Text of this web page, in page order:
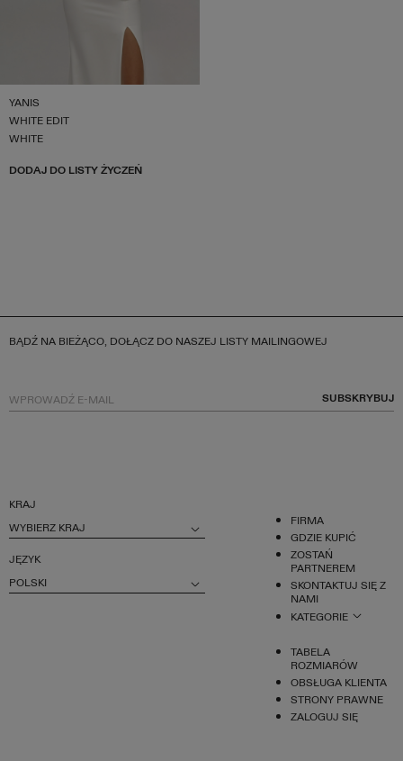
YANIS
WHITE EDIT
WHITE
DODAJ DO LISTY ŻYCZEŃ
KRAJ
WYBIERZ KRAJ
JĘZYK
POLSKI
FIRMA
GDZIE KUPIĆ
ZOSTAŃ
PARTNEREM
SKONTAKTUJ SIĘ Z
NAMI
KATEGORIE
TABELA
ROZMIARÓW
OBSŁUGA KLIENTA
STRONY PRAWNE
ZALOGUJ SIĘ
BĄDŹ NA BIEŻĄCO, DOŁĄCZ DO NASZEJ LISTY MAILINGOWEJ
SUBSKRYBUJ